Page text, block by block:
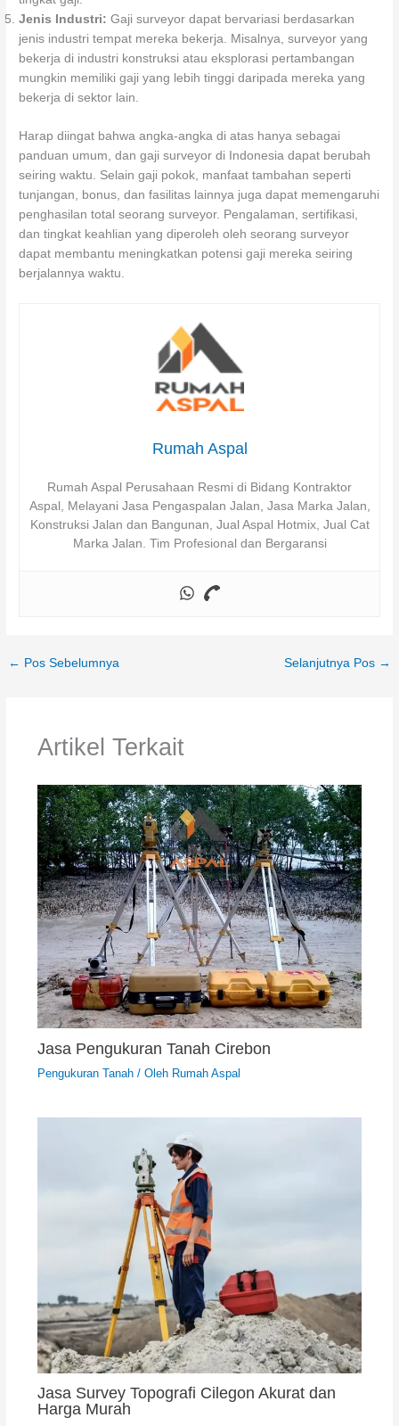
Jenis Industri: Gaji surveyor dapat bervariasi berdasarkan
jenis industri tempat mereka bekerja. Misalnya, surveyor yang
bekerja di industri konstruksi atau eksplorasi pertambangan
mungkin memiliki gaji yang lebih tinggi daripada mereka yang
bekerja di sektor lain.
Harap diingat bahwa angka-angka di atas hanya sebagai
panduan umum, dan gaji surveyor di Indonesia dapat berubah
seiring waktu. Selain gaji pokok, manfaat tambahan seperti
tunjangan, bonus, dan fasilitas lainnya juga dapat memengaruhi
penghasilan total seorang surveyor. Pengalaman, sertifikasi,
dan tingkat keahlian yang diperoleh oleh seorang surveyor
dapat membantu meningkatkan potensi gaji mereka seiring
berjalannya waktu.
Rumah Aspal
Rumah Aspal Perusahaan Resmi di Bidang Kontraktor
Aspal, Melayani Jasa Pengaspalan Jalan, Jasa Marka Jalan,
Konstruksi Jalan dan Bangunan, Jual Aspal Hotmix, Jual Cat
Marka Jalan. Tim Profesional dan Bergaransi
← Pos Sebelumnya Selanjutnya Pos →
Artikel Terkait
Jasa Pengukuran Tanah Cirebon
Pengukuran Tanah/ Oleh Rumah Aspal
Jasa Survey Topografi Cilegon Akurat dan
Harga Murah